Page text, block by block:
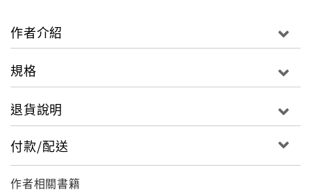
作者介紹
規格
退貨說明
付款/配送
作者相關書籍